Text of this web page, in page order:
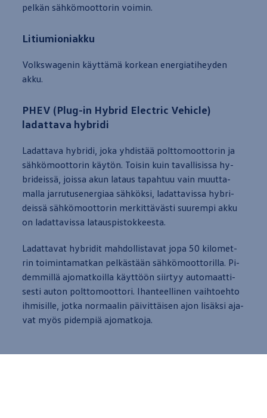
pelkän sähkömoot­to­rin voi­min.
Litiumioniakku
Volkswa­ge­nin käyttämä kor­kean ener­gia­ti­hey­den
akku.
PHEV (Plug-in Hybrid Electric Vehicle)
ladattava hybridi
La­dat­ta­va hy­bri­di, joka yh­distää polt­to­moot­to­rin ja
sähkömoot­to­rin käytön. Toi­sin kuin ta­val­li­sis­sa hy­
bri­deissä, jois­sa akun lataus ta­pah­tuu vain muut­ta­
mal­la jar­ru­tuse­ner­giaa sähköksi, la­dat­ta­vis­sa hy­bri­
deissä sähkömoot­to­rin mer­kittävästi suu­rem­pi akku
on la­dat­ta­vis­sa la­taus­pis­tok­kees­ta.
La­dat­ta­vat hy­bri­dit mah­dol­lis­ta­vat jopa 50 ki­lo­met­
rin toi­min­ta­mat­kan pelkästään sähkömoot­to­ril­la. Pi­
dem­millä ajo­mat­koil­la käyttöön siir­tyy au­to­maat­ti­
ses­ti au­ton polt­to­moot­to­ri. Ihan­teel­li­nen vaih­toeh­to
ih­mi­sil­le, jot­ka nor­maa­lin päivittäisen ajon lisäksi aja­
vat myös pi­dem­piä ajo­mat­ko­ja.